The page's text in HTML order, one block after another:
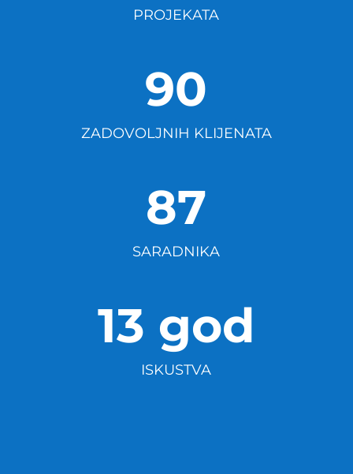
PROJEKATA
90
ZADOVOLJNIH KLIJENATA
87
SARADNIKA
13 god
ISKUSTVA